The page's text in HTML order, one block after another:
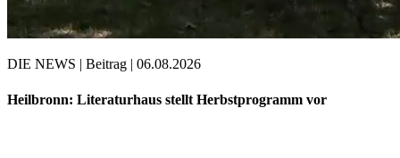
DIE NEWS | Beitrag | 06.08.2026
Heilbronn: Literaturhaus stellt Herbstprogramm vor